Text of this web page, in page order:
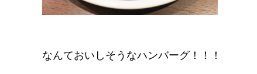
なんておいしそうなハンバーグ！！！